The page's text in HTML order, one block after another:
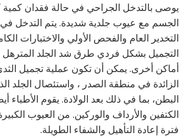
يوصى بالتدخل الجراحي في حالة فقدان
الجسم مع عيوب جلدية شديدة. يتم التدخل في
التخدير العام والفحص الأولي والاختبارات
التجميل بشكل فردي طرق شد الجلد
أماكن أخرى. يمكن أن تكون عملية تجميل
الزائدة في منطقة الصدر ، واستئصال الجلد
البطن، بما في ذلك بعد الولادة. يقوم الأطباء
الكتفين والأرداف والوركين. من العيوب
فترة إعادة التأهيل والشفاء الطويلة.